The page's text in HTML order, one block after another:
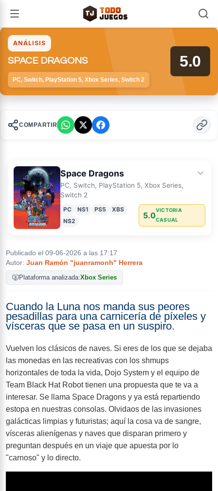
TJ
TJ TODO
JUEGOS
ANÁLISIS
SPACE DRAGONS
PC, Switch, PlayStation 5, Xbox Series, Switch 2
5.0
COMPARTIR
Space Dragons
PC, Switch, PlayStation 5, Xbox Series,
Switch 2
PC NS1 PS5
XBS
NS2
5.0
VICTORIA
CASUAL
Ficha
Análisis Imágenes
Trucos
Publicado el 09-06-2026 a las 17:17
Autor: Juan Ramón "juanramonh" Herrera
Plataforma analizada:Xbox Series
Cuando la Luna nos manda sus peores
pesadillas para una carnicería de píxeles y
vísceras que se pasa en un suspiro.
Vuelven los clásicos de naves. Si eres de los que se dejaba
las monedas en las recreativas con los shmups
horizontales de toda la vida, Dojo System y el equipo de
Team Black Hat Robot tienen una propuesta que te va a
interesar. Se llama Space Dragons y ya está repartiendo
estopa en nuestras consolas. Olvidaos de las invasiones
galácticas limpias y futuristas; aquí la cosa va de sangre,
vísceras alienígenas y naves que disparan primero y
preguntan después en un viaje que apuesta por lo
"carnoso" y lo directo.